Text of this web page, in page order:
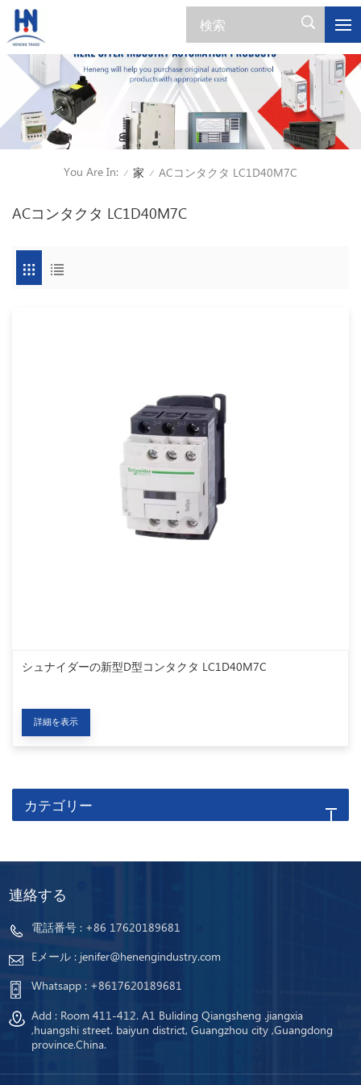
You Are In: / 家 / ACコンタクタ LC1D40M7C
ACコンタクタ LC1D40M7C
シュナイダーの新型D型コンタクタ LC1D40M7C
詳細を表示
カテゴリー
連絡する
電話番号 : +86 17620189681
Eメール : jenifer@henengindustry.com
Whatsapp : +8617620189681
Add : Room 411-412. A1 Buliding Qiangsheng .jiangxia
,huangshi street. baiyun district, Guangzhou city ,Guangdong
province.China.